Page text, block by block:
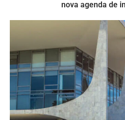
nova agenda de